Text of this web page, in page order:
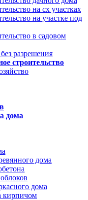
на сх участках
на участке под
в садовом
разрешения
строительство
дома
дома
дома
кирпичом